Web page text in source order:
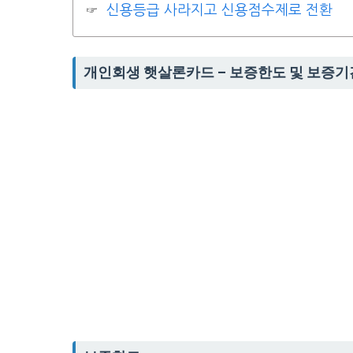
신용등급 사라지고 신용점수제로 전환
개인회생 햇살론카드 – 보증한도 및 보증기